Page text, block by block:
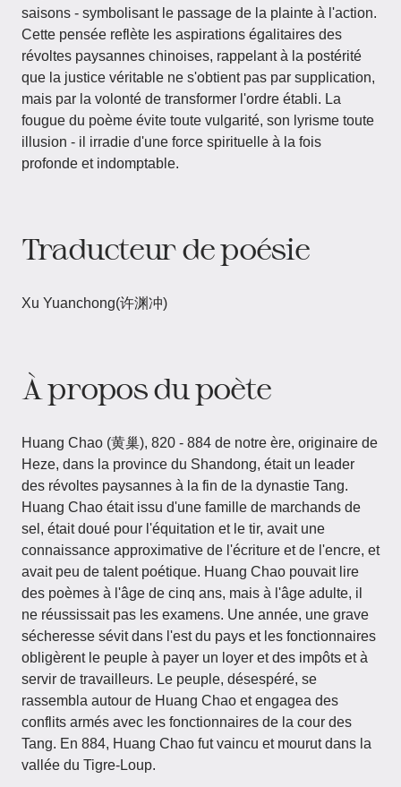
saisons - symbolisant le passage de la plainte à l'action.
Cette pensée reflète les aspirations égalitaires des
révoltes paysannes chinoises, rappelant à la postérité
que la justice véritable ne s'obtient pas par supplication,
mais par la volonté de transformer l'ordre établi. La
fougue du poème évite toute vulgarité, son lyrisme toute
illusion - il irradie d'une force spirituelle à la fois
profonde et indomptable.
Traducteur de poésie
Xu Yuanchong(许渊冲)
À propos du poète
Huang Chao (黄巢), 820 - 884 de notre ère, originaire de
Heze, dans la province du Shandong, était un leader
des révoltes paysannes à la fin de la dynastie Tang.
Huang Chao était issu d'une famille de marchands de
sel, était doué pour l'équitation et le tir, avait une
connaissance approximative de l'écriture et de l'encre, et
avait peu de talent poétique. Huang Chao pouvait lire
des poèmes à l'âge de cinq ans, mais à l'âge adulte, il
ne réussissait pas les examens. Une année, une grave
sécheresse sévit dans l'est du pays et les fonctionnaires
obligèrent le peuple à payer un loyer et des impôts et à
servir de travailleurs. Le peuple, désespéré, se
rassembla autour de Huang Chao et engagea des
conflits armés avec les fonctionnaires de la cour des
Tang. En 884, Huang Chao fut vaincu et mourut dans la
vallée du Tigre-Loup.